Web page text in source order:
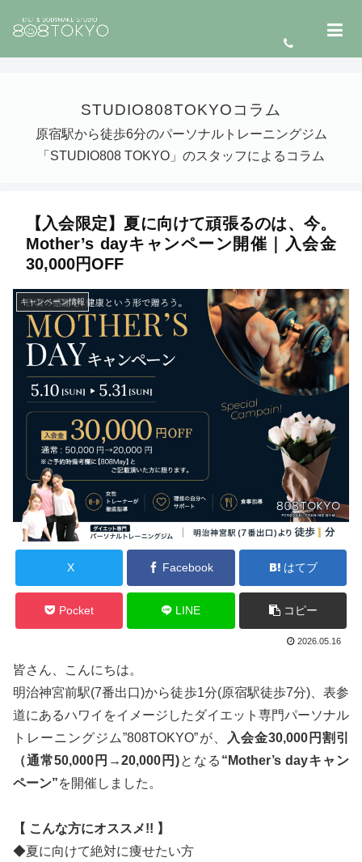
STUDIO808TOKYOコラム
原宿駅から徒歩6分のパーソナルトレーニングジム
「STUDIO808 TOKYO」のスタッフによるコラム
【入会限定】夏に向けて頑張るのは、今。
Mother’s dayキャンペーン開催｜入会金
30,000円OFF
キャンペーン情報
X Facebook はてブ
Pocket LINE コピー
2026.05.16
皆さん、こんにちは。
明治神宮前駅(7番出口)から徒歩1分(原宿駅徒歩7分)、表参
道にあるハワイをイメージしたダイエット専門パーソナル
トレーニングジム”808TOKYO”が、
入会金30,000円割引
（通常50,000円→20,000円)となる “Mother’s dayキャン
ペーン”を開催しました。
【 こんな方にオススメ!! 】
◆夏に向けて絶対に痩せたい方